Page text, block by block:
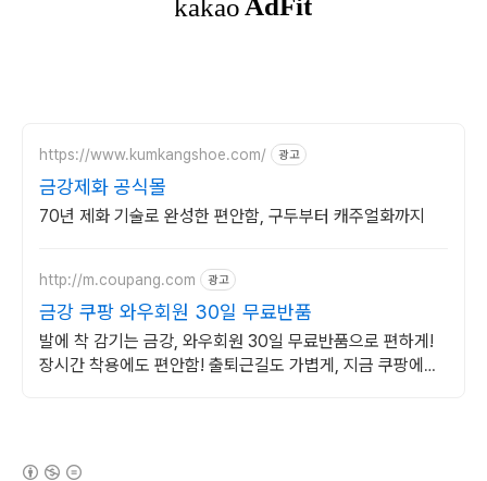
https://www.kumkangshoe.com/ 광고
금강제화 공식몰
70년 제화 기술로 완성한 편안함, 구두부터 캐주얼화까지
http://m.coupang.com 광고
금강 쿠팡 와우회원 30일 무료반품
발에 착 감기는 금강, 와우회원 30일 무료반품으로 편하게!
장시간 착용에도 편안함! 출퇴근길도 가볍게, 지금 쿠팡에서